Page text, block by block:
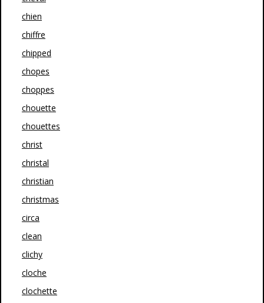
chien
chiffre
chipped
chopes
choppes
chouette
chouettes
christ
christal
christian
christmas
circa
clean
clichy
cloche
clochette